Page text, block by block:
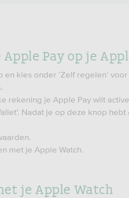
Pay op je
en kies onder ‘Zelf regelen’ voor
rekening je Apple Pay wilt
Nadat je op deze knop
met je Apple Watch.
je Apple Watch